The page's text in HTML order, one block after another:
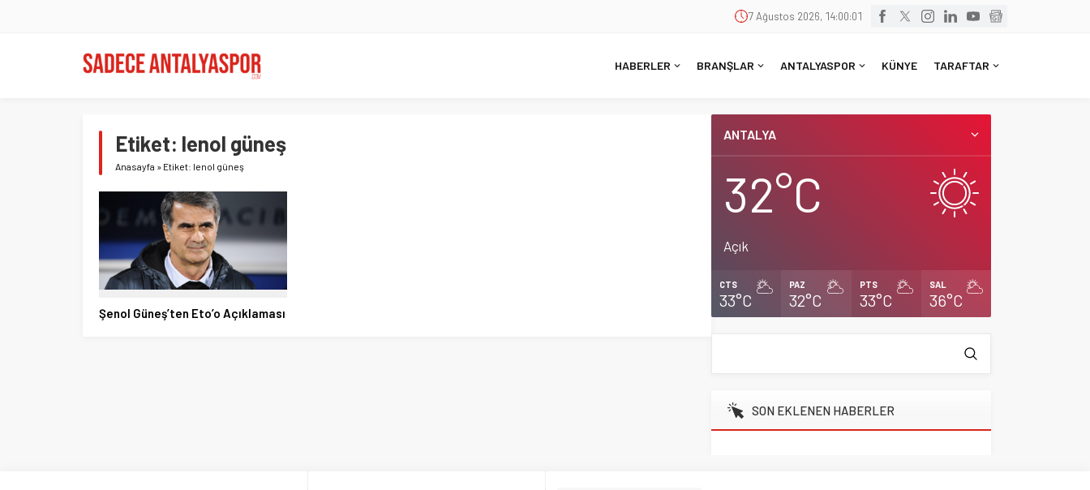
7 Ağustos 2026, 14:00:02
HABERLER BRANŞLAR ANTALYASPOR KÜNYE TARAFTAR
Etiket: lenol güneş
Anasayfa » Etiket: lenol güneş
Şenol Güneş’ten Eto’o Açıklaması
ANTALYA
32°C
Açık
CTS
33°C
PAZ
32°C
PTS
33°C
SAL
36°C
SON EKLENEN HABERLER